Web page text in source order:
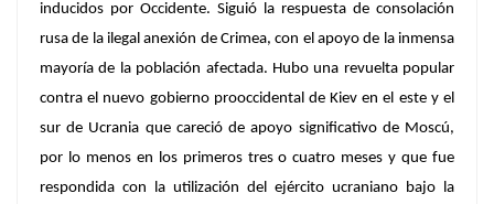
inducidos por Occidente. Siguió la respuesta de consolación
rusa de la ilegal anexión de Crimea, con el apoyo de la inmensa
mayoría de la población afectada. Hubo una revuelta popular
contra el nuevo gobierno prooccidental de Kiev en el este y el
sur de Ucrania que careció de apoyo significativo de Moscú,
por lo menos en los primeros tres o cuatro meses y que fue
respondida con la utilización del ejército ucraniano bajo la